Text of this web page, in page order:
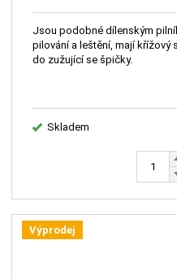
Jsou podobné dílenským
pilování a leštění, mají křížový
do zužující se špičky.
Skladem
Výprodej